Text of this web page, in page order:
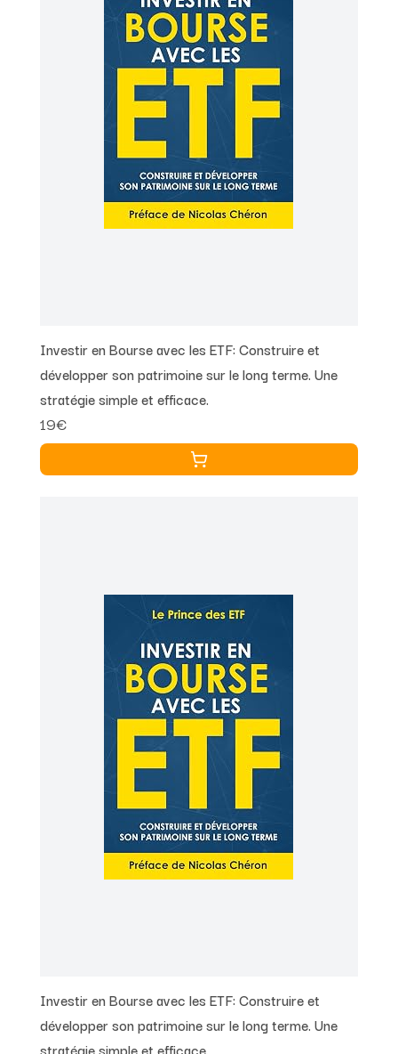
Investir en Bourse avec les ETF: Construire et
développer son patrimoine sur le long terme. Une
stratégie simple et efficace.
19€
Investir en Bourse avec les ETF: Construire et
développer son patrimoine sur le long terme. Une
stratégie simple et efficace.